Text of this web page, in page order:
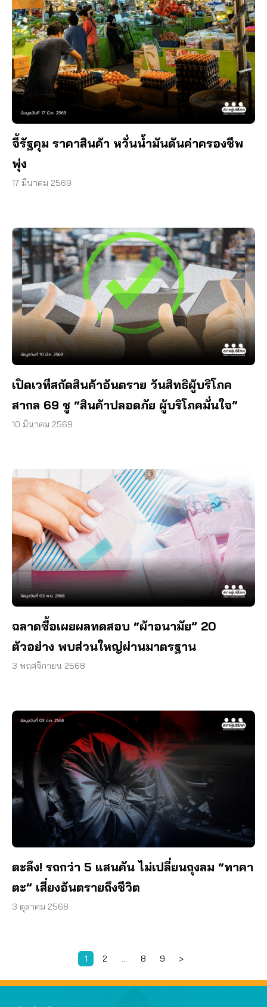
จี้รัฐคุม ราคาสินค้า หวั่นน้ำมันดันค่าครองชีพ
พุ่ง
17 มีนาคม 2569
เปิดเวทีสกัดสินค้าอันตราย วันสิทธิผู้บริโภค
สากล 69 ชู “สินค้าปลอดภัย ผู้บริโภคมั่นใจ”
10 มีนาคม 2569
ฉลาดซื้อเผยผลทดสอบ “ผ้าอนามัย” 20
ตัวอย่าง พบส่วนใหญ่ผ่านมาตรฐาน
3 พฤศจิกายน 2568
ตะลึง! รถกว่า 5 แสนคัน ไม่เปลี่ยนถุงลม “ทาคา
ตะ” เสี่ยงอันตรายถึงชีวิต
3 ตุลาคม 2568
1 2 … 8 9 >